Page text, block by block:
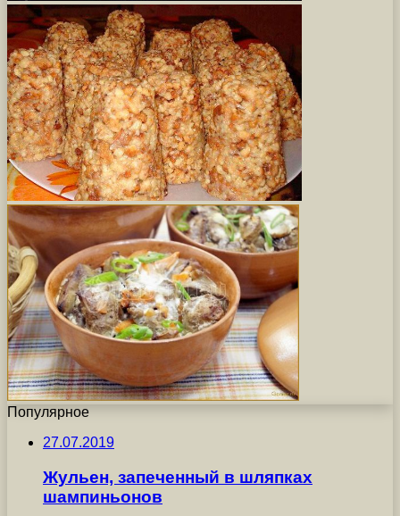
Популярное
27.07.2019
Жульен, запеченный в шляпках
шампиньонов